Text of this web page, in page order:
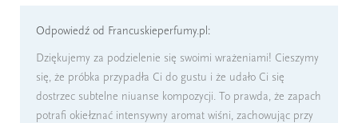
Odpowiedź od Francuskieperfumy.pl:
Dziękujemy za podzielenie się swoimi wrażeniami! Cieszymy
się, że próbka przypadła Ci do gustu i że udało Ci się
dostrzec subtelne niuanse kompozycji. To prawda, że zapach
potrafi okiełznać intensywny aromat wiśni, zachowując przy